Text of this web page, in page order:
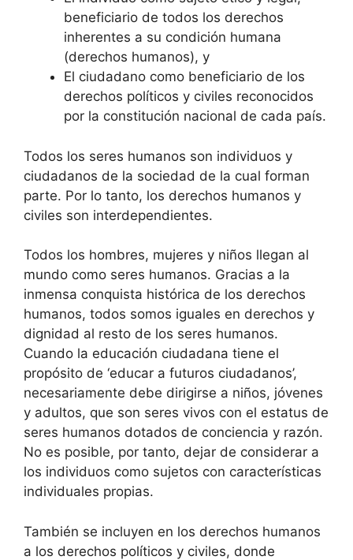
beneficiario de todos los derechos
inherentes a su condición humana
(derechos humanos), y
El ciudadano como beneficiario de los
derechos políticos y civiles reconocidos
por la constitución nacional de cada país.
Todos los seres humanos son individuos y
ciudadanos de la sociedad de la cual forman
parte. Por lo tanto, los derechos humanos y
civiles son interdependientes.
Todos los hombres, mujeres y niños llegan al
mundo como seres humanos. Gracias a la
inmensa conquista histórica de los derechos
humanos, todos somos iguales en derechos y
dignidad al resto de los seres humanos.
Cuando la educación ciudadana tiene el
propósito de ‘educar a futuros ciudadanos’,
necesariamente debe dirigirse a niños, jóvenes
y adultos, que son seres vivos con el estatus de
seres humanos dotados de conciencia y razón.
No es posible, por tanto, dejar de considerar a
los individuos como sujetos con características
individuales propias.
También se incluyen en los derechos humanos
a los derechos políticos y civiles, donde